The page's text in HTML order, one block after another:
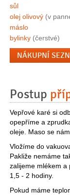
sůl
olej olivový (v
máslo
bylinky (čerstvé)
NÁKUPNÍ
Postup
Vepřové karé si
opepříme a
oleje. Maso se
Vložíme do
Pakliže nemáme
zalijeme mlékem a
1,5 - 2 hodiny.
Pokud máme